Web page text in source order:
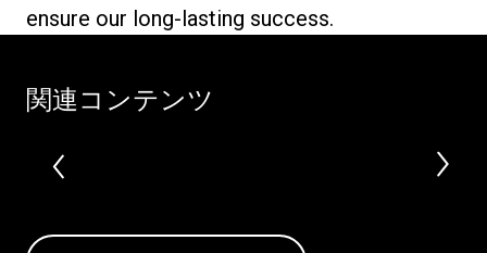
ensure our long-lasting success.
関連コンテンツ